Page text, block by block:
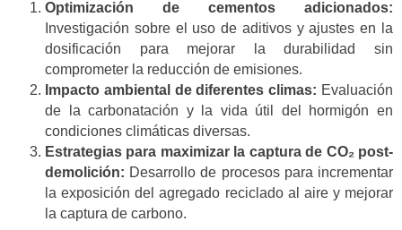
Optimización de cementos adicionados:
Investigación sobre el uso de aditivos y ajustes en la
dosificación para mejorar la durabilidad sin
comprometer la reducción de emisiones.
Impacto ambiental de diferentes climas: Evaluación
de la carbonatación y la vida útil del hormigón en
condiciones climáticas diversas.
Estrategias para maximizar la captura de CO₂ post-
demolición: Desarrollo de procesos para incrementar
la exposición del agregado reciclado al aire y mejorar
la captura de carbono.